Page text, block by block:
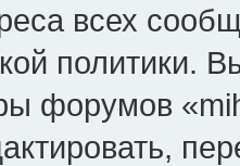
всех
политики.
форумов